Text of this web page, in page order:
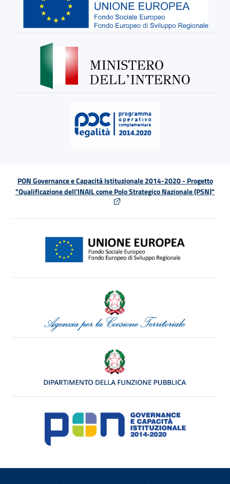
PON Governance e Capacità Istituzionale 2014-2020 - Progetto
"Qualificazione dell'INAIL come Polo Strategico Nazionale (PSN)"